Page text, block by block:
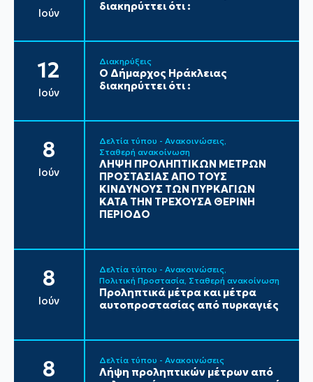
Ιούν
διακηρύττει ότι :
12
Ιούν
Διακηρύξεις
Ο Δήμαρχος Ηράκλειας
διακηρύττει ότι :
8
Ιούν
Δελτία τύπου - Ανακοινώσεις
Σταθερή ανακοίνωση
ΛΗΨΗ ΠΡΟΛΗΠΤΙΚΩΝ ΜΕΤΡΩΝ
ΠΡΟΣΤΑΣΙΑΣ ΑΠΟ ΤΟΥΣ
ΚΙΝΔΥΝΟΥΣ ΤΩΝ ΠΥΡΚΑΓΙΩΝ
ΚΑΤΑ ΤΗΝ ΤΡΕΧΟΥΣΑ ΘΕΡΙΝΗ
ΠΕΡΙΟΔΟ
8
Ιούν
Δελτία τύπου - Ανακοινώσεις
Πολιτική Προστασία Σταθερή ανακοίνωση
Προληπτικά μέτρα και μέτρα
αυτοπροστασίας από πυρκαγιές
8 Δελτία τύπου - Ανακοινώσεις
Λήψη προληπτικών μέτρων από